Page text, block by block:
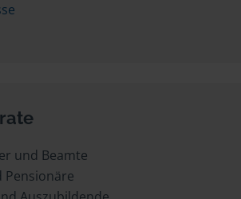
und Beamte
Pensionäre